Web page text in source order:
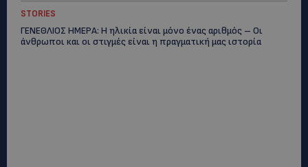
STORIES
ΓΕΝΕΘΛΙΟΣ ΗΜΕΡΑ: Η ηλικία είναι μόνο ένας αριθμός – Οι
άνθρωποι και οι στιγμές είναι η πραγματική μας ιστορία